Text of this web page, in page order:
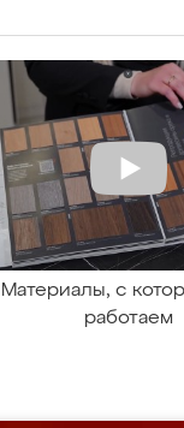
Материалы, с
работаем